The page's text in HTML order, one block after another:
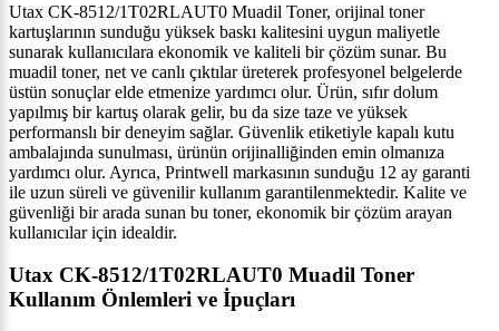
Utax CK-8512/1T02RLAUT0 Muadil Toner, orijinal toner
kartuşlarının sunduğu yüksek baskı kalitesini uygun maliyetle
sunarak kullanıcılara ekonomik ve kaliteli bir çözüm sunar. Bu
muadil toner, net ve canlı çıktılar üreterek profesyonel belgelerde
üstün sonuçlar elde etmenize yardımcı olur. Ürün, sıfır dolum
yapılmış bir kartuş olarak gelir, bu da size taze ve yüksek
performanslı bir deneyim sağlar. Güvenlik etiketiyle kapalı kutu
ambalajında sunulması, ürünün orijinalliğinden emin olmanıza
yardımcı olur. Ayrıca, Printwell markasının sunduğu 12 ay garanti
ile uzun süreli ve güvenilir kullanım garantilenmektedir. Kalite ve
güvenliği bir arada sunan bu toner, ekonomik bir çözüm arayan
kullanıcılar için idealdir.
Utax CK-8512/1T02RLAUT0 Muadil Toner
Kullanım Önlemleri ve İpuçları